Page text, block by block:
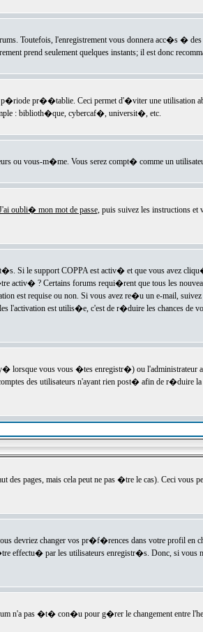
Toutefois, l'enregistrement vous donnera acc�s �
prend seulement quelques instants; il est donc
pr��tablie. Ceci permet d'�viter une utilisation
: biblioth�que, cybercaf�, universit�, etc.
ou vous-m�me. Vous serez compt� comme un
oubli� mon mot de passe, puis suivez les instructions et
Si le support COPPA est activ� et que vous avez
activ� ? Certains forums requi�rent que tous les
est requise ou non. Si vous avez re�u un e-mail,
l'activation est utilis�e, c'est de r�duire les chances de
lorsque vous vous �tes enregistr�) ou l'administrateur
des utilisateurs n'ayant rien post� afin de r�duire la
pages, mais cela peut ne pas �tre le cas). Ceci vous
devriez changer vos pr�f�rences dans votre profil en
effectu� par les utilisateurs enregistr�s. Donc, si
n'a pas �t� con�u pour g�rer le changement entre